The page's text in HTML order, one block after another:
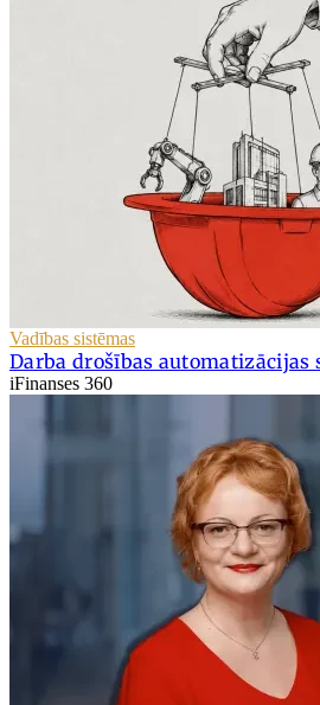
Vadības sistēmas
Darba drošības automatizācijas
iFinanses 360